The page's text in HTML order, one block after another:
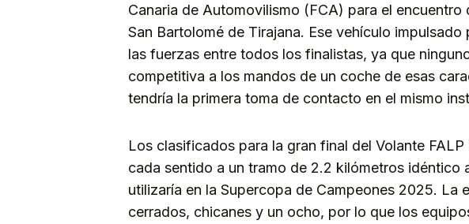
Canaria de Automovilismo (FCA) para el
San Bartolomé de Tirajana. Ese vehículo
las fuerzas entre todos los finalistas, ya que
competitiva a los mandos de un coche de esas
tendría la primera toma de contacto en el mismo
Los clasificados para la gran final del Volante
cada sentido a un tramo de 2.2 kilómetros idéntico
utilizaría en la Supercopa de Campeones 2025. La
cerrados, chicanes y un ocho, por lo que los